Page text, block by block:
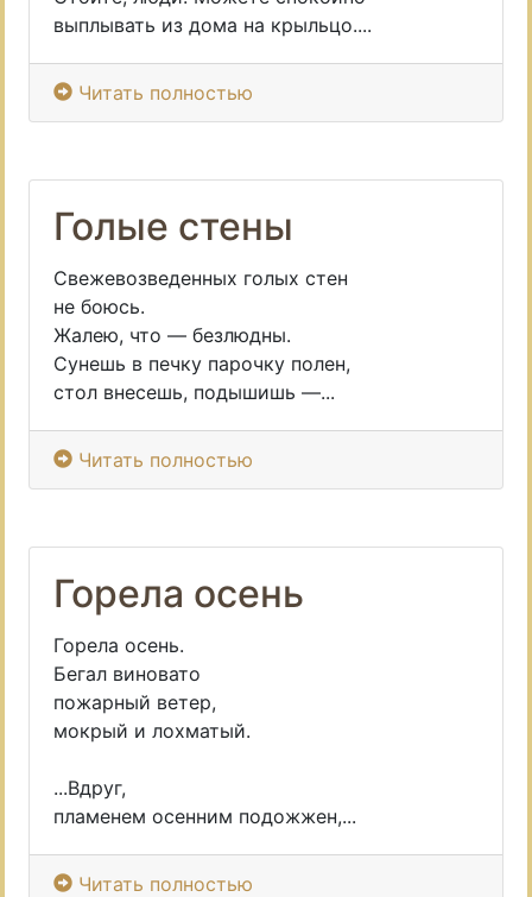
выплывать из дома на крыльцо....
Читать полностью
Голые стены
Свежевозведенных голых стен
не боюсь.
Жалею, что — безлюдны.
Сунешь в печку парочку полен,
стол внесешь, подышишь —...
Читать полностью
Горела осень
Горела осень.
Бегал виновато
пожарный ветер,
мокрый и лохматый.
...Вдруг,
пламенем осенним подожжен,...
Читать полностью